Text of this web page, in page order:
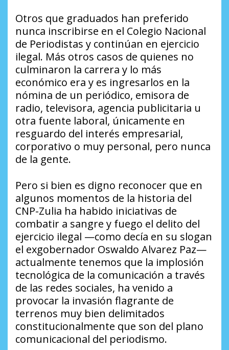
Otros que graduados han preferido
nunca inscribirse en el Colegio Nacional
de Periodistas y continúan en ejercicio
ilegal. Más otros casos de quienes no
culminaron la carrera y lo más
económico era y es ingresarlos en la
nómina de un periódico, emisora de
radio, televisora, agencia publicitaria u
otra fuente laboral, únicamente en
resguardo del interés empresarial,
corporativo o muy personal, pero nunca
de la gente.
Pero si bien es digno reconocer que en
algunos momentos de la historia del
CNP-Zulia ha habido iniciativas de
combatir a sangre y fuego el delito del
ejercicio ilegal —como decía en su slogan
el exgobernador Oswaldo Alvarez Paz—
actualmente tenemos que la implosión
tecnológica de la comunicación a través
de las redes sociales, ha venido a
provocar la invasión flagrante de
terrenos muy bien delimitados
constitucionalmente que son del plano
comunicacional del periodismo.